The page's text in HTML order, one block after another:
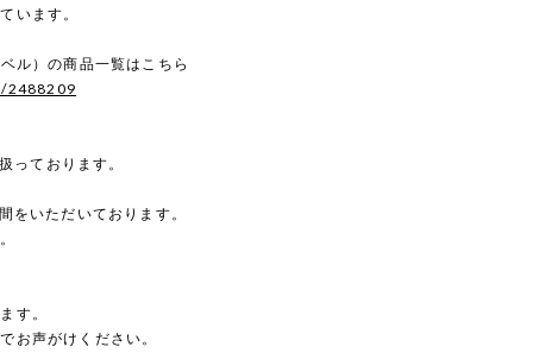
います。
ル）の商品一覧はこちら
2488209
ております。
をいただいております。
す。
お声がけください。